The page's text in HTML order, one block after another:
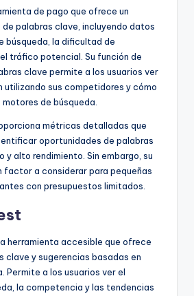
de pago que ofrece un
palabras clave, incluyendo datos
búsqueda, la dificultad de
tráfico potencial. Su función de
clave permite a los usuarios ver
utilizando sus competidores y cómo
de búsqueda.
métricas detalladas que
oportunidades de palabras
y alto rendimiento. Sin embargo, su
factor a considerar para pequeñas
con presupuestos limitados.
herramienta accesible que ofrece
clave y sugerencias basadas en
Permite a los usuarios ver el
la competencia y las tendencias